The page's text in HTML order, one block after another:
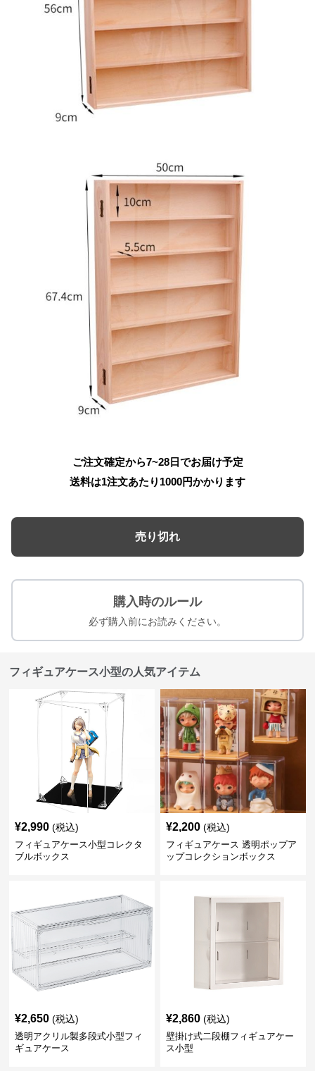
ご注文確定から7~28日でお届け予定
送料は1注文あたり 1000円かかります
売り切れ
購入時のルール
必ず購入前にお読みください。
フィギュアケース小型の人気アイテム
¥2,990 (税込)
フィギュアケース小型コレクタ
ブルボックス
¥2,200 (税込)
フィギュアケース 透明ポップア
ップコレクションボックス
¥2,650 (税込)
透明アクリル製多段式小型フィ
ギュアケース
¥2,860 (税込)
壁掛け式二段棚フィギュアケー
ス小型